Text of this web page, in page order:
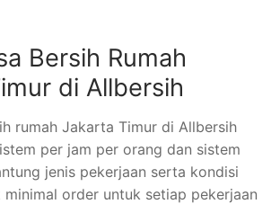
Bersih Rumah
di Allbersih
rumah Jakarta Timur di Allbersih
per jam per orang dan sistem
jenis pekerjaan serta kondisi
minimal order untuk setiap pekerjaan